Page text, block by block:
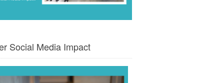
Social Media Impact